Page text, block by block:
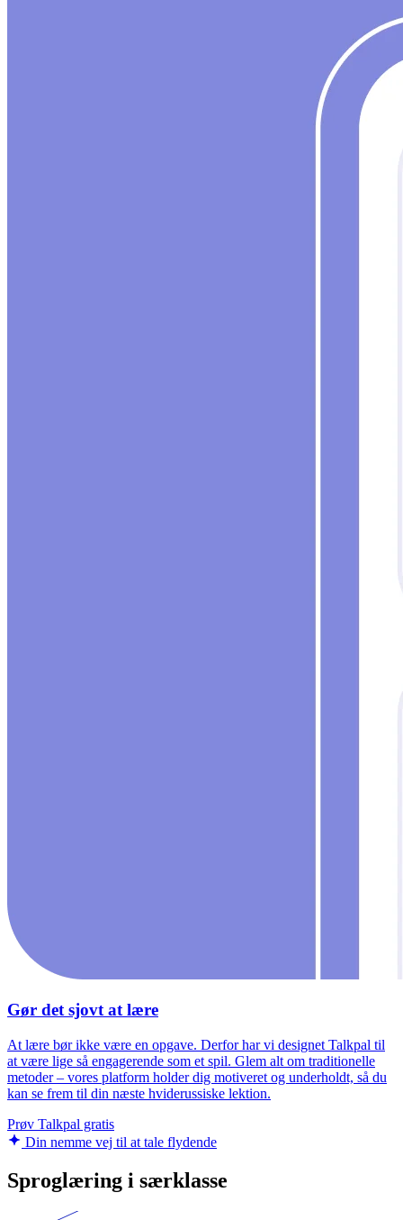
Gør det sjovt at lære
At lære bør ikke være en opgave. Derfor har vi designet Talkpal til
at være lige så engagerende som et spil. Glem alt om traditionelle
metoder – vores platform holder dig motiveret og underholdt, så du
kan se frem til din næste hviderussiske lektion.
Prøv Talkpal gratis
Din nemme vej til at tale flydende
Sproglæring i særklasse